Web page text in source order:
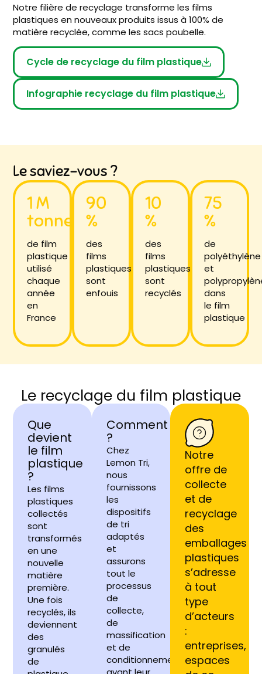
Notre filière de recyclage transforme les films
plastiques en nouveaux produits issus à 100% de
matière recyclée, comme les sacs poubelle.
Cycle de recyclage du film plastique
Infographie recyclage du film plastique
Le saviez-vous ?
1 M
tonnes
de film
plastique
utilisé
chaque
année
en
France
90
%
des
films
plastiques
sont
enfouis
10
%
des
films
plastiques
sont
recyclés
75
%
de
polyéthylène
et
dans
le film
plastique
Le recyclage du film plastique
Que
devient
le film
plastique
?
Les films
plastiques
collectés
sont
transformés
en une
nouvelle
matière
première.
Une fois
recyclés, ils
deviennent
des
granulés
de
Comment
?
Chez
Lemon Tri,
nous
fournissons
les
dispositifs
de tri
adaptés
et
assurons
tout le
processus
de
collecte,
de
massification
et de
conditionnement
Notre
offre de
collecte
et de
recyclage
des
emballages
plastiques
s’adresse
à tout
type
d’acteurs
:
entreprises,
espaces